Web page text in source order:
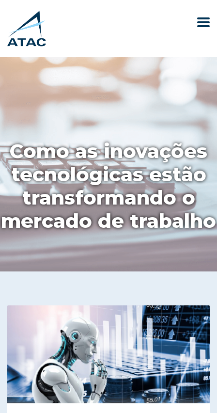
Como as inovações
tecnológicas estão
transformando o
mercado de trabalho